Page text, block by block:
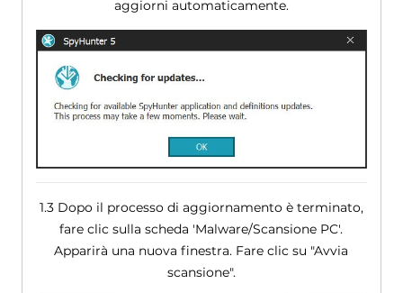
aggiorni automaticamente.
1.3 Dopo il processo di aggiornamento è terminato,
fare clic sulla scheda 'Malware/Scansione PC'.
Apparirà una nuova finestra. Fare clic su "Avvia
scansione".